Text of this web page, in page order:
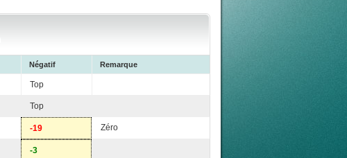
Négatif Remarque
Top
Top
-19 Zéro
-3